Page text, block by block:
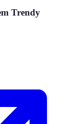
Trendy